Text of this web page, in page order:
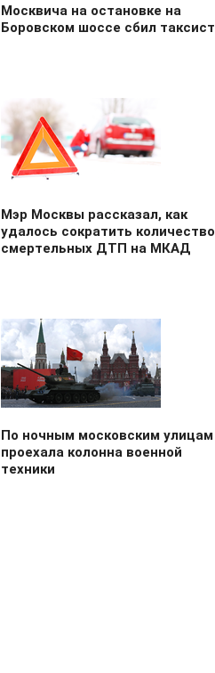
Москвича на остановке на
Боровском шоссе сбил таксист
Мэр Москвы рассказал, как
удалось сократить количество
смертельных ДТП на МКАД
По ночным московским улицам
проехала колонна военной
техники